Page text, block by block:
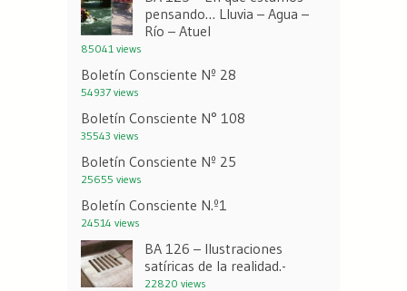
pensando… Lluvia – Agua –
Río – Atuel
85041 views
Boletín Consciente Nº 28
54937 views
Boletín Consciente N° 108
35543 views
Boletín Consciente Nº 25
25655 views
Boletín Consciente N.º1
24514 views
BA 126 – Ilustraciones
satíricas de la realidad.-
22820 views